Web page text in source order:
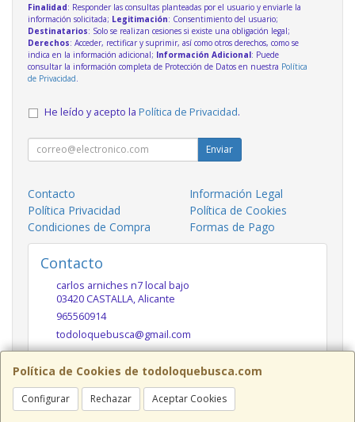
Política de Cookies de todoloquebusca.com
Configurar Rechazar Aceptar Cookies
Finalidad: Responder las consultas planteadas por el usuario y enviarle la
información solicitada; Legitimación: Consentimiento del usuario;
Destinatarios: Solo se realizan cesiones si existe una obligación legal;
Derechos: Acceder, rectificar y suprimir, así como otros derechos, como se
indica en la información adicional; Información Adicional: Puede
consultar la información completa de Protección de Datos en nuestra Política
de Privacidad
He leído y acepto la Política de Privacidad.
Enviar
Contacto
Información Legal
Política Privacidad
Política de Cookies
Condiciones de Compra
Formas de Pago
Contacto
carlos arniches n7 local bajo
03420 CASTALLA,Alicante
965560914
todoloquebusca@gmail.com
Horario
10h a 14h y 17h a 20h